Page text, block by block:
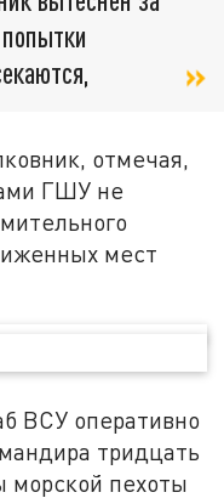
отмечая,
ГШУ не
мест
ВСУ оперативно
тридцать
морской пехоты